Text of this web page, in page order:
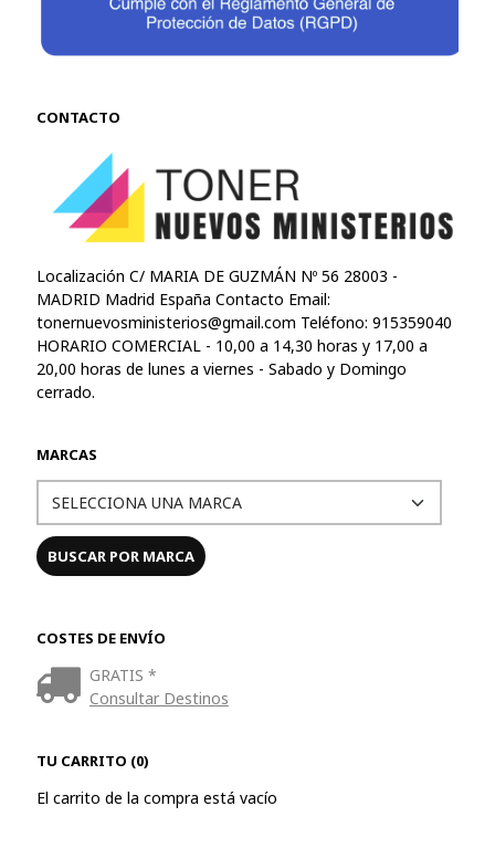
CONTACTO
Localización C/ MARIA DE GUZMÁN Nº 56 28003 -
MADRID Madrid España Contacto Email:
tonernuevosministerios@gmail.com Teléfono: 915359040
HORARIO COMERCIAL - 10,00 a 14,30 horas y 17,00 a
20,00 horas de lunes a viernes - Sabado y Domingo
cerrado.
MARCAS
COSTES DE ENVÍO
GRATIS *
Consultar Destinos
TU CARRITO (0)
El carrito de la compra está vacío